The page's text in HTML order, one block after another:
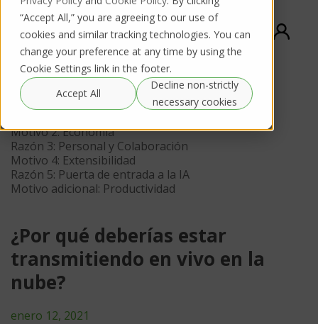
“Accept All,” you are agreeing to our use of
cookies and similar tracking technologies. You can
change your preference at any time by using the
Cookie Settings link in the footer.
Accept All
Decline non-strictly
necessary cookies
Contenido
Motivo 2: Economía
Razón 3: Personal y Colaboración
Motivo 4: Extensibilidad
Razón 5: Puerta de entrada a la IA
Motivo adicional: Productividad
¿Por qué deberías estar
transmitiendo en vivo en la
nube?
enero 12, 2021